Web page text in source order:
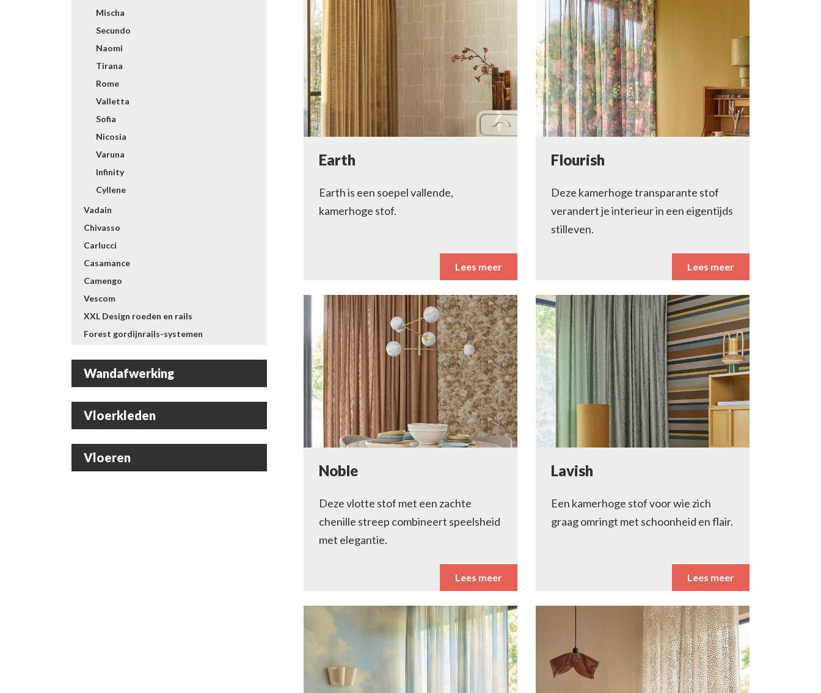
Mischa
Secundo
Naomi
Tirana
Rome
Valletta
Sofia
Nicosia
Varuna
Infinity
Cyllene
Vadain
Chivasso
Carlucci
Casamance
Camengo
Vescom
XXL Design roeden en rails
Forest gordijnrails-systemen
Wandafwerking
Vloerkleden
Vloeren
Earth
Earth is een soepel vallende,
kamerhoge stof.
Lees meer
Flourish
Deze kamerhoge transparante stof
verandert je interieur in een eigentijds
stilleven.
Lees meer
Noble
Deze vlotte stof met een zachte
chenille streep combineert speelsheid
met elegantie.
Lees meer
Lavish
Een kamerhoge stof voor wie zich
graag omringt met schoonheid en flair.
Lees meer